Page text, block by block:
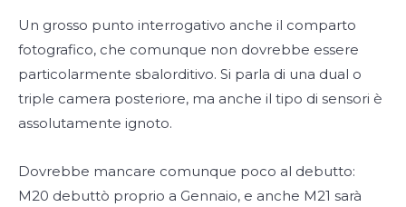
Un grosso punto interrogativo anche il comparto
fotografico, che comunque non dovrebbe essere
particolarmente sbalorditivo. Si parla di una dual o
triple camera posteriore, ma anche il tipo di sensori è
assolutamente ignoto.
Dovrebbe mancare comunque poco al debutto:
M20 debuttò proprio a Gennaio, e anche M21 sarà